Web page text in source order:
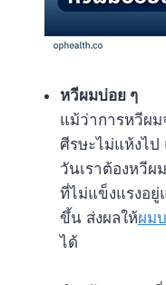
หวีผมบ่อย ๆ
แม้ว่าการหวีผม
ศีรษะไม่แห้งไ
วันเราต้องหวีผ
ที่ไม่แข็งแรงอยู่
ขึ้น ส่งผลให้ผม
ได้